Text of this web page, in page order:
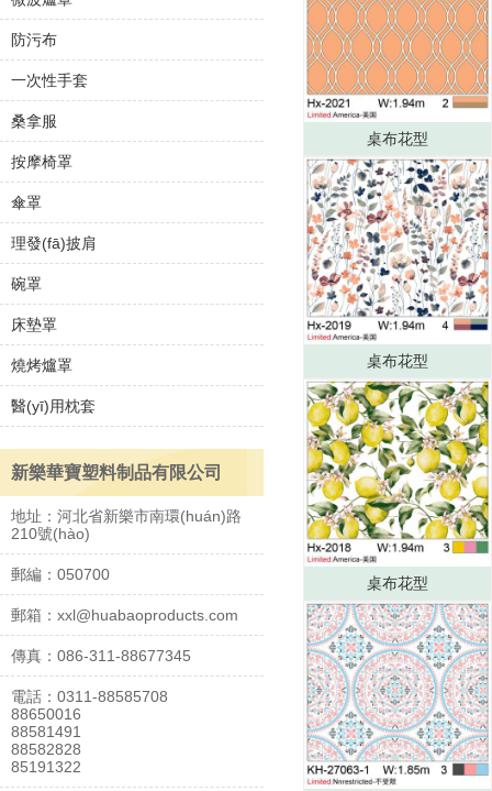
防污布
一次性手套
桑拿服
按摩椅罩
傘罩
理發(fā)披肩
碗罩
床墊罩
燒烤爐罩
醫(yī)用枕套
新樂華寶塑料制品有限公司
地址：河北省新樂市南環(huán)路
210號(hào)
郵編：050700
郵箱：xxl@huabaoproducts.com
傳真：086-311-88677345
電話：0311-88585708
88650016
88581491
88582828
85191322
桌布花型
桌布花型
桌布花型